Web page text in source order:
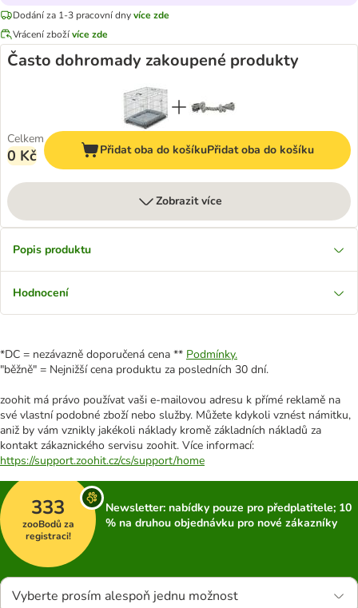
Dodání za 1-3 pracovní dnyvíce zde
Vrácení zbožívíce zde
Často dohromady zakoupené produkty
Celkem
0 Kč Přidat oba do košíkuPřidat oba do košíku
Zobrazit více
Popis produktu
Hodnocení
*DC = nezávazně doporučená cena ** Podmínky.
"běžně" = Nejnižší cena produktu za posledních 30 dní.
zoohit má právo používat vaši e-mailovou adresu k přímé reklamě na
své vlastní podobné zboží nebo služby. Můžete kdykoli vznést námitku,
aniž by vám vznikly jakékoli náklady kromě základních nákladů za
kontakt zákaznického servisu zoohit. Více informací:
https://support.zoohit.cz/cs/support/home
333
zooBodů za
registraci!
Newsletter: nabídky pouze pro předplatitele; 10
% na druhou objednávku pro nové zákazníky
Vyberte prosím alespoň jednu možnost